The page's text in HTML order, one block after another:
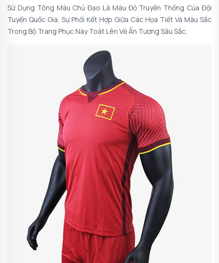
Sử Dụng Tông Màu Chủ Đạo Là Màu Đỏ Truyền Thống Của Đội
Tuyển Quốc Gia, Sự Phối Kết Hợp Giữa Các Họa Tiết Và Màu Sắc
Trong Bộ Trang Phục Này Toát Lên Vẻ Ấn Tượng Sâu Sắc.